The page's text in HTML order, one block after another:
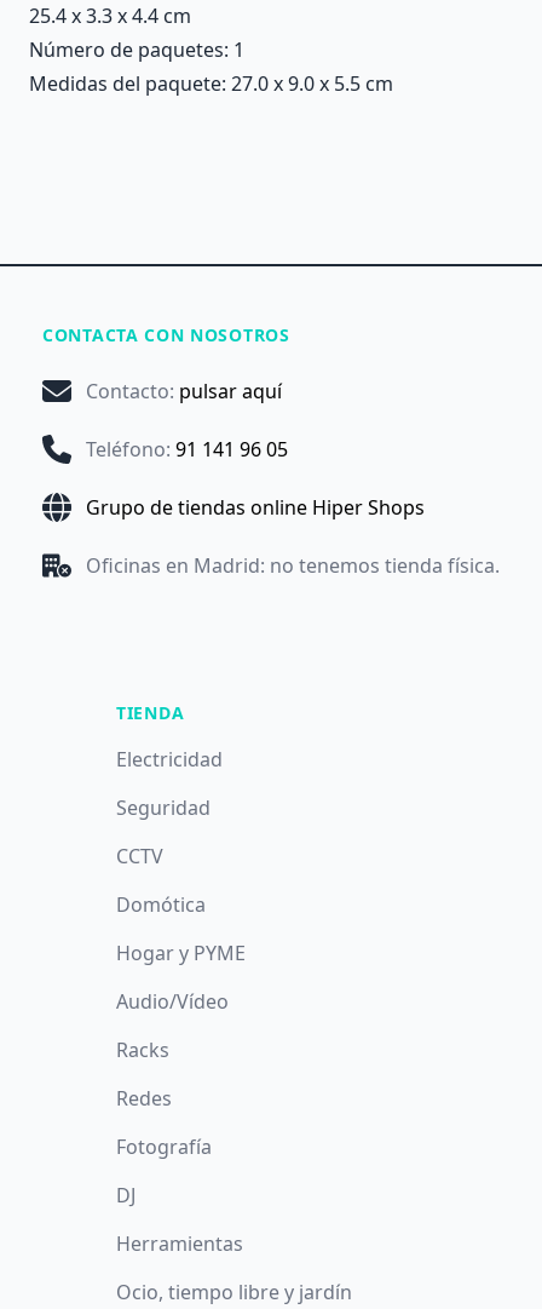
25.4 x 3.3 x 4.4 cm
Número de paquetes: 1
Medidas del paquete: 27.0 x 9.0 x 5.5 cm
CONTACTA CON NOSOTROS
Contacto: pulsar aquí
Teléfono: 91 141 96 05
Grupo de tiendas online Hiper Shops
Oficinas en Madrid: no tenemos tienda física.
TIENDA
Electricidad
Seguridad
CCTV
Domótica
Hogar y PYME
Audio/Vídeo
Racks
Redes
Fotografía
DJ
Herramientas
Ocio, tiempo libre y jardín